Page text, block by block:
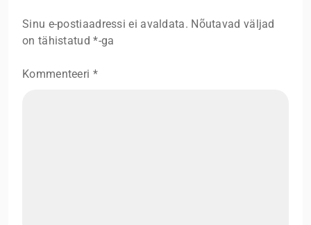
Sinu e-postiaadressi ei avaldata. Nõutavad väljad
on tähistatud*-ga
Kommenteeri *